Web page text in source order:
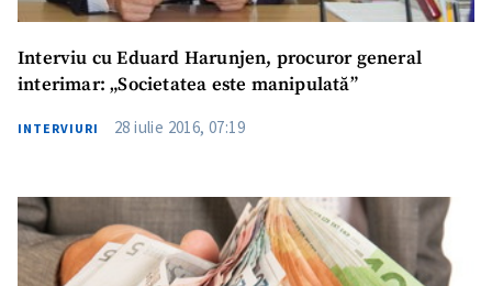
Interviu cu Eduard Harunjen, procuror general
interimar: „Societatea este manipulată”
INTERVIURI 28 iulie 2016, 07:19